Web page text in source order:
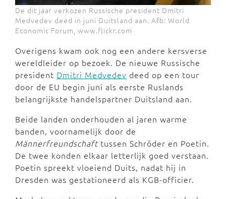
De dit jaar verkozen Russische president Dmitri
Medvedev deed in juni Duitsland aan. Afb: World
Economic Forum, www.flickr.com
Overigens kwam ook nog een andere kersverse
wereldleider op bezoek. De nieuwe Russische
president Dmitri Medvedev deed op een tour
door de EU begin juni als eerste Ruslands
belangrijkste handelspartner Duitsland aan.
Beide landen onderhouden al jaren warme
banden, voornamelijk door de
Männerfreundschafttussen Schröder en Poetin.
De twee konden elkaar letterlijk goed verstaan.
Poetin spreekt vloeiend Duits, nadat hij in
Dresden was gestationeerd als KGB-officier.